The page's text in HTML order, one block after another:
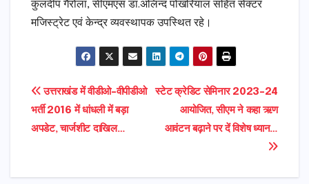
कुलदीप गैरोला, सीएमएस डा.अलिन्द पोखरियाल सहित सेक्टर
मजिस्ट्रेट एवं केन्द्र व्यवस्थापक उपस्थित रहे।
Post
navigation
स्टेट क्रेडिट सेमिनार 2023-24
आयोजित, सीएम ने कहा ऋण
आवंटन बढ़ाने पर दें विशेष ध्यान…
उत्तराखंड में वीडीओ-वीपीडीओ
भर्ती 2016 में धांधली में बड़ा
अपडेट, चार्जशीट दाखिल…